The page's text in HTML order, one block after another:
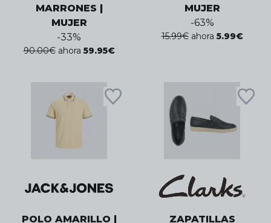
MARRONES |
MUJER
-33%
90.00€ ahora 59.95€
MUJER
-63%
15.99€ ahora 5.99€
POLO AMARILLO | ZAPATILLAS